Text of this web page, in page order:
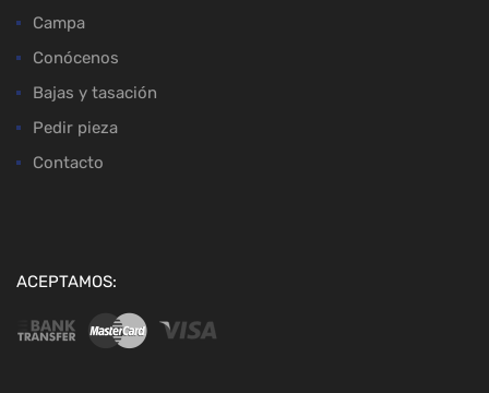
Campa
Conócenos
Bajas y tasación
Pedir pieza
Contacto
ACEPTAMOS: